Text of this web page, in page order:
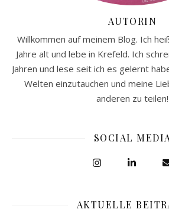
AUTORIN
Willkommen auf meinem Blog. Ich
Jahre alt und lebe in Krefeld. Ich
Jahren und lese seit ich es gelernt
Welten einzutauchen und meine
anderen zu teilen!
SOCIAL
AKTUELLE